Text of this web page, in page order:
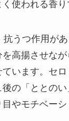
使われる香り
抗うつ作用が
高揚させな
います。セ
の「ととのい
やモチベー